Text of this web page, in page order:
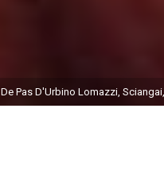
De Pas D'Urbino Lomazzi,